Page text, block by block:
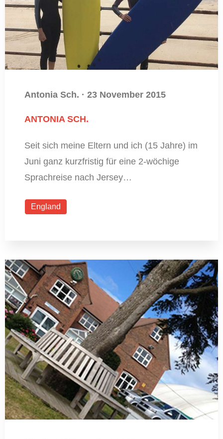
Antonia Sch. · 23 November 2015
ANTONIA SCH.
Seit sich meine Eltern und ich (15 Jahre) im
Juni ganz kurzfristig für eine 2-wöchige
Sprachreise nach Jersey…
England